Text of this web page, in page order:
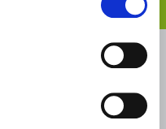
odlarägda, leverantör av
Gröns rötter går